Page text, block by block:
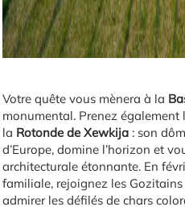
Votre quête vous mènera à la
monumental. Prenez
la Rotonde de Xewkija: son
d’Europe, domine l’horizon et
architecturale étonnante. En
familiale, rejoignez les Gozitains
admirer les défilés de chars